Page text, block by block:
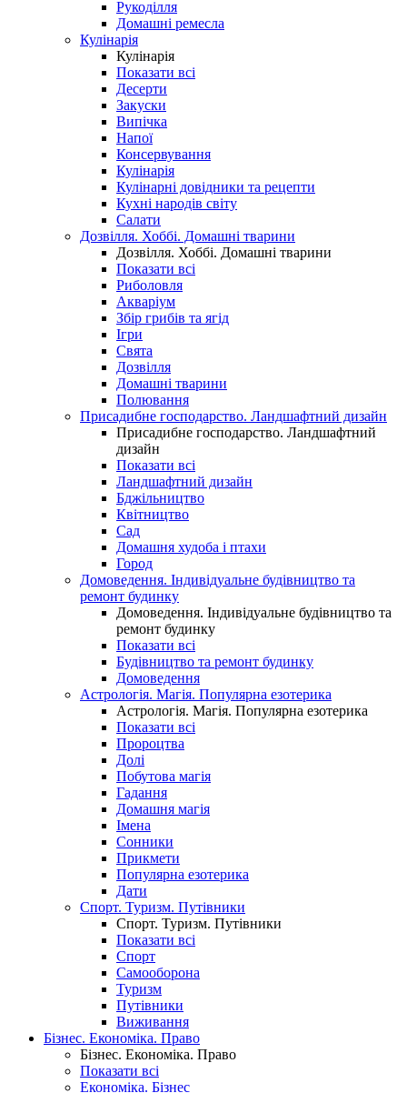
Рукоділля
Домашні ремесла
Кулінарія
Кулінарія
Показати всі
Десерти
Закуски
Випічка
Напої
Консервування
Кулінарія
Кулінарні довідники та рецепти
Кухні народів світу
Салати
Дозвілля. Хоббі. Домашні тварини
Дозвілля. Хоббі. Домашні тварини
Показати всі
Риболовля
Акваріум
Збір грибів та ягід
Ігри
Свята
Дозвілля
Домашні тварини
Полювання
Присадибне господарство. Ландшафтний дизайн
Присадибне господарство. Ландшафтний
дизайн
Показати всі
Ландшафтний дизайн
Бджільництво
Квітництво
Сад
Домашня худоба і птахи
Город
Домоведення. Індивідуальне будівництво та
ремонт будинку
Домоведення. Індивідуальне будівництво та
ремонт будинку
Показати всі
Будівництво та ремонт будинку
Домоведення
Астрологія. Магія. Популярна езотерика
Астрологія. Магія. Популярна езотерика
Показати всі
Пророцтва
Долі
Побутова магія
Гадання
Домашня магія
Імена
Сонники
Прикмети
Популярна езотерика
Дати
Спорт. Туризм. Путівники
Спорт. Туризм. Путівники
Показати всі
Спорт
Самооборона
Туризм
Путівники
Виживання
Бізнес. Економіка. Право
Бізнес. Економіка. Право
Показати всі
Економіка. Бізнес